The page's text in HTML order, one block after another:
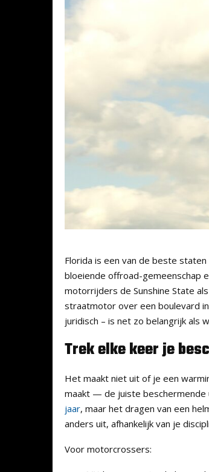
Florida is een van de beste
bloeiende offroad-gemeenschap
motorrijders de Sunshine State
straatmotor over een boulevard
juridisch – is net zo belangrijk als
Trek elke keer je
Het maakt niet uit of je een
maakt — de juiste beschermende
jaar, maar het dragen van een
anders uit, afhankelijk van je
Voor motorcrossers: